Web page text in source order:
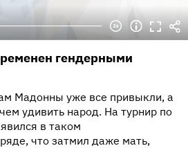
гендерными
Мадонны уже все привыкли, а
удивить народ. На турнир по
в таком
что затмил даже мать,